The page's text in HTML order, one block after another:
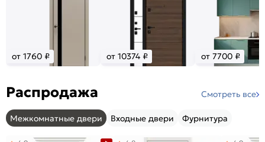
от 1760 ₽ от 10374 ₽ от 7700 ₽
Распродажа Смотреть все
Межкомнатные двери Входные двери Фурнитура